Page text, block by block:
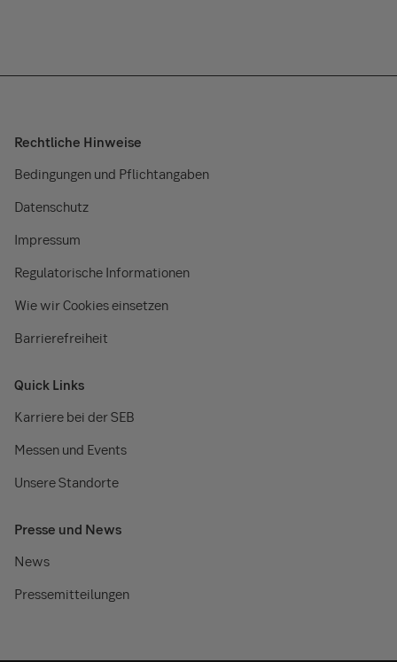
Rechtliche Hinweise
Bedingungen und Pflichtangaben
Datenschutz
Impressum
Regulatorische Informationen
Wie wir Cookies einsetzen
Barrierefreiheit
Quick Links
Karriere bei der SEB
Messen und Events
Unsere Standorte
Presse und News
News
Pressemitteilungen